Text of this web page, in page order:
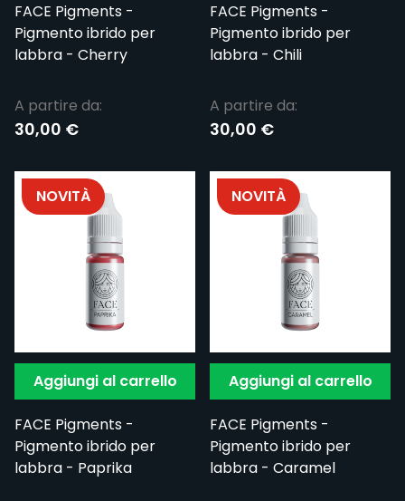
FACE Pigments -
Pigmento ibrido per
labbra - Cherry
A partire da:
30,00 €
FACE Pigments -
Pigmento ibrido per
labbra - Chili
A partire da:
30,00 €
Aggiungi al carrello
FACE Pigments -
Pigmento ibrido per
labbra - Paprika
NOVITÀ
Aggiungi al carrello
FACE Pigments -
Pigmento ibrido per
labbra - Caramel
NOVITÀ